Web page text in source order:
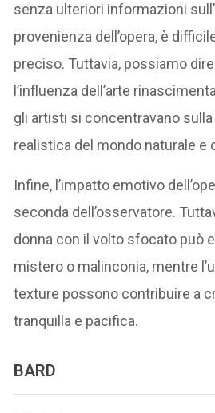
senza ulteriori informazioni
provenienza dell’opera, è
preciso. Tuttavia, possiamo
l’influenza dell’arte
gli artisti si concentravano
realistica del mondo naturale e
Infine, l’impatto emotivo
seconda dell’osservatore.
donna con il volto sfocato può
mistero o malinconia, mentre
texture possono contribuire a
tranquilla e pacifica.
BARD